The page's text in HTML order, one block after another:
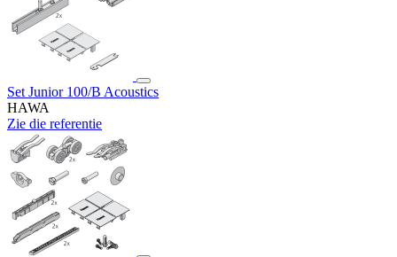
Set Junior 100/B Acoustics
HAWA
Zie die referentie